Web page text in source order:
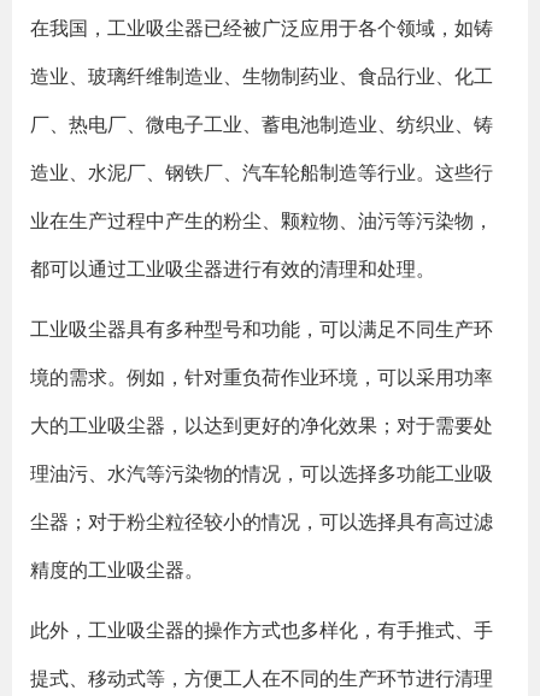
在我国，工业吸尘器已经被广泛应用于各个领域，如铸
造业、玻璃纤维制造业、生物制药业、食品行业、化工
厂、热电厂、微电子工业、蓄电池制造业、纺织业、铸
造业、水泥厂、钢铁厂、汽车轮船制造等行业。这些行
业在生产过程中产生的粉尘、颗粒物、油污等污染物，
都可以通过工业吸尘器进行有效的清理和处理。
工业吸尘器具有多种型号和功能，可以满足不同生产环
境的需求。例如，针对重负荷作业环境，可以采用功率
大的工业吸尘器，以达到更好的净化效果；对于需要处
理油污、水汽等污染物的情况，可以选择多功能工业吸
尘器；对于粉尘粒径较小的情况，可以选择具有高过滤
精度的工业吸尘器。
此外，工业吸尘器的操作方式也多样化，有手推式、手
提式、移动式等，方便工人在不同的生产环节进行清理